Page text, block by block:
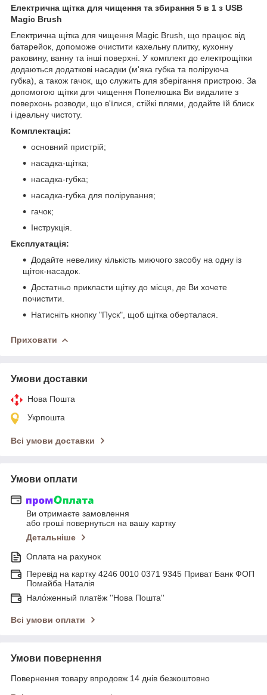
Електрична щітка для чищення та збирання 5 в 1 з USB
Magic Brush
Електрична щітка для чищення Magic Brush, що працює від
батарейок, допоможе очистити кахельну плитку, кухонну
раковину, ванну та інші поверхні. У комплект до електрощітки
додаються додаткові насадки (м'яка губка та поліруюча
губка), а також гачок, що служить для зберігання пристрою. За
допомогою щітки для чищення Попелюшка Ви видалите з
поверхонь розводи, що в'їлися, стійкі плями, додайте їй блиск
і ідеальну чистоту.
Комплектація:
основний пристрій;
насадка-щітка;
насадка-губка;
насадка-губка для полірування;
гачок;
Інструкція.
Експлуатація:
Додайте невелику кількість миючого засобу на одну із
щіток-насадок.
Достатньо прикласти щітку до місця, де Ви хочете
почистити.
Натисніть кнопку "Пуск", щоб щітка оберталася.
Приховати
Умови доставки
Нова Пошта
Укрпошта
Всі умови доставки
Умови оплати
Ви отримаєте замовлення
або гроші повернуться на вашу картку
Детальніше
Оплата на рахунок
Перевід на картку 4246 0010 0371 9345 Приват Банк ФОП
Помайба Наталія
Нало́женный платёж ''Нова Пошта''
Всі умови оплати
Умови повернення
Повернення товару впродовж 14 днів безкоштовно